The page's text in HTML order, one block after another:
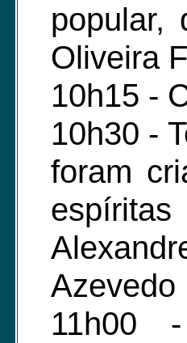
popular,
Oliveira
10h15 -
10h30 -
foram
Azevedo
11h00